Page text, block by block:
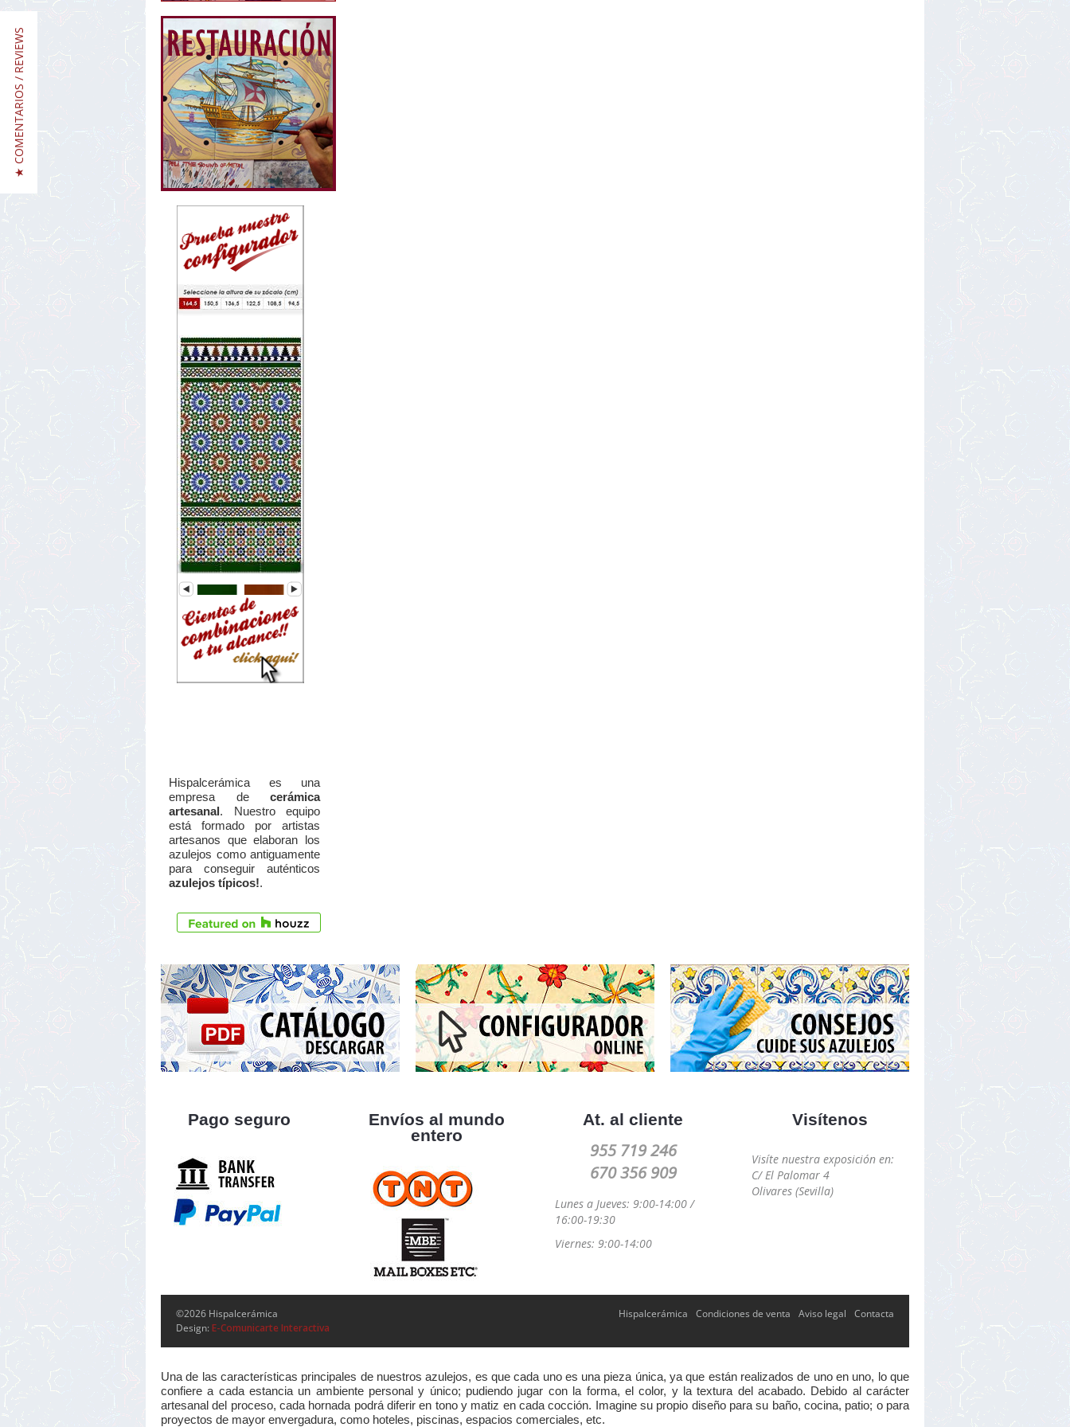
Hispalcerámica es una
empresa de cerámica
artesanal . Nuestro equipo
está formado por artistas
artesanos que elaboran los
azulejos como antiguamente
para conseguir auténticos
azulejos típicos!.
Pago seguro
Envíos al mundo
entero
At. al cliente
955 719 246
670 356 909
Lunes a Jueves: 9:00-14:00 /
16:00-19:30
Viernes: 9:00-14:00
Visítenos
Visíte nuestra exposición en:
C/ El Palomar 4
Olivares (Sevilla)
©2026 Hispalcerámica
Design: E-Comunicarte Interactiva
Hispalcerámica Condiciones de venta Aviso legal Contacta
Una de las características principales de nuestros azulejos, es que cada uno es una pieza única, ya que están realizados de uno en uno, lo que
confiere a cada estancia un ambiente personal y único; pudiendo jugar con la forma, el color, y la textura del acabado. Debido al carácter
artesanal del proceso, cada hornada podrá diferir en tono y matiz en cada cocción. Imagine su propio diseño para su baño, cocina, patio; o para
proyectos de mayor envergadura, como hoteles, piscinas, espacios comerciales, etc.
★ COMENTARIOS / REVIEWS